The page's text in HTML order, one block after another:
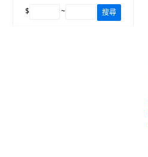
$ ~ 搜尋